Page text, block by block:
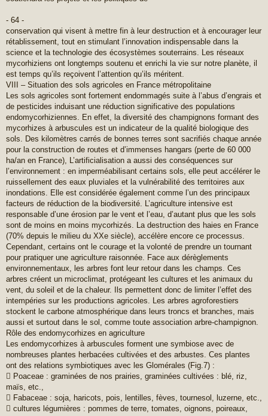
- 64 -
conservation qui visent à mettre fin à leur destruction et à encourager leur
rétablissement, tout en stimulant l’innovation indispensable dans la
science et la technologie des écosystèmes souterrains. Les réseaux
mycorhiziens ont longtemps soutenu et enrichi la vie sur notre planète, il
est temps qu’ils reçoivent l’attention qu’ils méritent.
VIII – Situation des sols agricoles en France métropolitaine
Les sols agricoles sont fortement endommagés suite à l’abus d’engrais et
de pesticides induisant une réduction significative des populations
endomycorhiziennes. En effet, la diversité des champignons formant des
mycorhizes à arbuscules est un indicateur de la qualité biologique des
sols. Des kilomètres carrés de bonnes terres sont sacrifiés chaque année
pour la construction de routes et d’immenses hangars (perte de 60 000
ha/an en France), L’artificialisation a aussi des conséquences sur
l’environnement : en imperméabilisant certains sols, elle peut accélérer le
ruissellement des eaux pluviales et la vulnérabilité des territoires aux
inondations. Elle est considérée également comme l’un des principaux
facteurs de réduction de la biodiversité. L’agriculture intensive est
responsable d’une érosion par le vent et l’eau, d’autant plus que les sols
sont de moins en moins mycorhizés. La destruction des haies en France
(70% depuis le milieu du XXe siècle), accélère encore ce processus.
Cependant, certains ont le courage et la volonté de prendre un tournant
pour pratiquer une agriculture raisonnée. Face aux dérèglements
environnementaux, les arbres font leur retour dans les champs. Ces
arbres créent un microclimat, protégeant les cultures et les animaux du
vent, du soleil et de la chaleur. Ils permettent donc de limiter l’effet des
intempéries sur les productions agricoles. Les arbres agroforestiers
stockent le carbone atmosphérique dans leurs troncs et branches, mais
aussi et surtout dans le sol, comme toute association arbre-champignon.
Rôle des endomycorhizes en agriculture
Les endomycorhizes à arbuscules forment une symbiose avec de
nombreuses plantes herbacées cultivées et des arbustes. Ces plantes
ont des relations symbiotiques avec les Glomérales (Fig.7) :
 Poaceae : graminées de nos prairies, graminées cultivées : blé, riz,
maïs, etc.,
 Fabaceae : soja, haricots, pois, lentilles, fèves, tournesol, luzerne, etc.,
 cultures légumières : pommes de terre, tomates, oignons, poireaux,